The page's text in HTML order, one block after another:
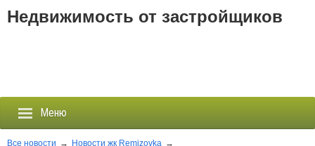
Недвижимость от застройщиков
Меню
Все новости → Новости жк Remizovka →